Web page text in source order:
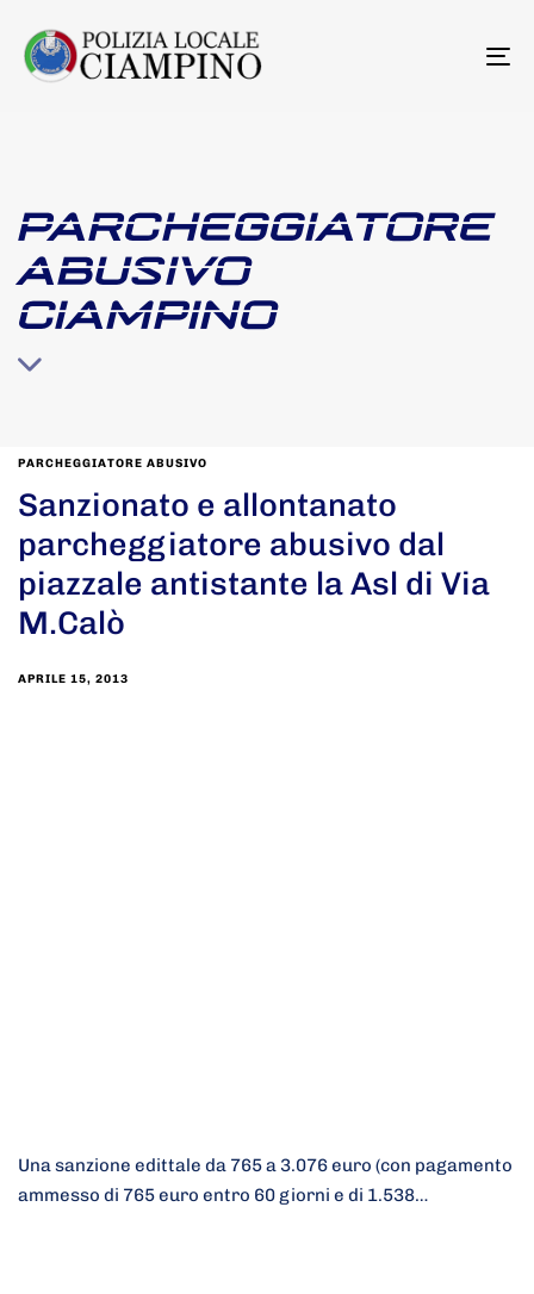
PARCHEGGIATORE
ABUSIVO
CIAMPINO
PARCHEGGIATORE ABUSIVO
Sanzionato e allontanato
parcheggiatore abusivo dal
piazzale antistante la Asl di Via
M.Calò
APRILE 15, 2013
Una sanzione edittale da 765 a 3.076 euro (con pagamento
ammesso di 765 euro entro 60 giorni e di 1.538…